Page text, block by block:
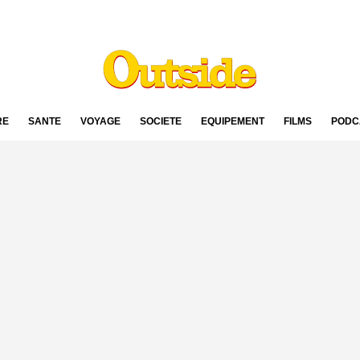
SANTÉ VOYAGE SOCIÉTÉ ÉQUIPEMENT FILMS